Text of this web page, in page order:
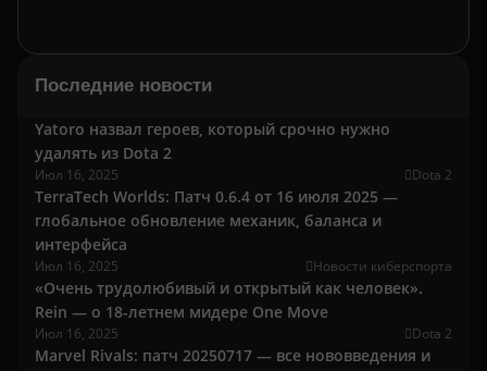
Последние новости
Yatoro назвал героев, который срочно нужно
удалять из Dota 2
Июл 16, 2025 Dota 2
TerraTech Worlds: Патч 0.6.4 от 16 июля 2025 —
глобальное обновление механик, баланса и
интерфейса
Июл 16, 2025 Новости киберспорта
«Очень трудолюбивый и открытый как человек».
Rein — о 18-летнем мидере One Move
Июл 16, 2025 Dota 2
Marvel Rivals: патч 20250717 — все нововведения и